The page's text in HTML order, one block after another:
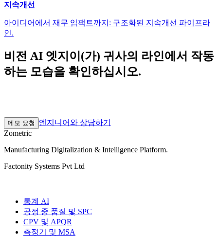
지속개선
아이디어에서 재무 임팩트까지: 구조화된 지속개선 파이프라
인.
비전 AI 엣지이(가) 귀사의 라인에서 작동
하는 모습을 확인하십시오.
데모 요청
엔지니어와 상담하기
Zometric
Manufacturing Digitalization & Intelligence Platform.
Factonity Systems Pvt Ltd
통계 AI
공정 중 품질 및 SPC
CPV 및 APQR
측정기 및 MSA